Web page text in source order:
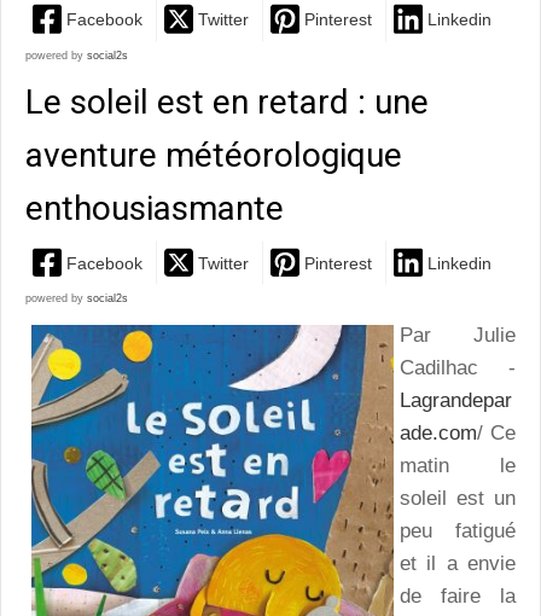
Facebook Twitter Pinterest Linkedin
powered by social2s
Le soleil est en retard : une
aventure météorologique
enthousiasmante
Facebook Twitter Pinterest Linkedin
powered by social2s
Par Julie
Cadilhac -
Lagrandepar
ade.com/ Ce
matin le
soleil est un
peu fatigué
et il a envie
de faire la